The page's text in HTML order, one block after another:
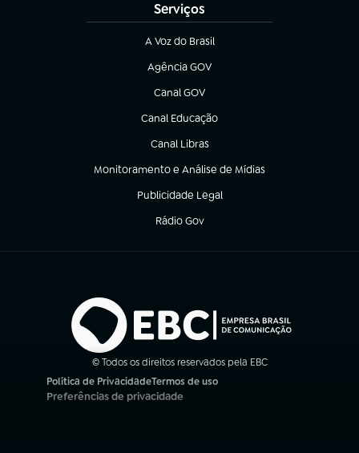
Serviços
A Voz do Brasil
(abre em nova aba)
Agência GOV
(abre em nova aba)
Canal GOV
(abre em nova aba)
Canal Educação
(abre em nova aba)
Canal Libras
(abre em nova aba)
Monitoramento e Análise de Mídias
(abre em nova aba)
Publicidade Legal
(abre em nova aba)
Rádio Gov
(abre em nova aba)
© Todos os direitos reservados pela EBC
Política de Privacidade
(abre em nova aba)
Termos de uso
(abre em nova aba)
Preferências de privacidade